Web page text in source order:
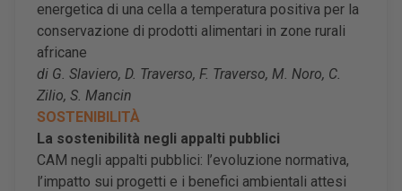
energetica di una cella a temperatura positiva per la
conservazione di prodotti alimentari in zone rurali
africane
di G. Slaviero, D. Traverso, F. Traverso, M. Noro, C.
Zilio, S. Mancin
SOSTENIBILITÀ
La sostenibilità negli appalti pubblici
CAM negli appalti pubblici: l’evoluzione normativa,
l’impatto sui progetti e i benefici ambientali attesi